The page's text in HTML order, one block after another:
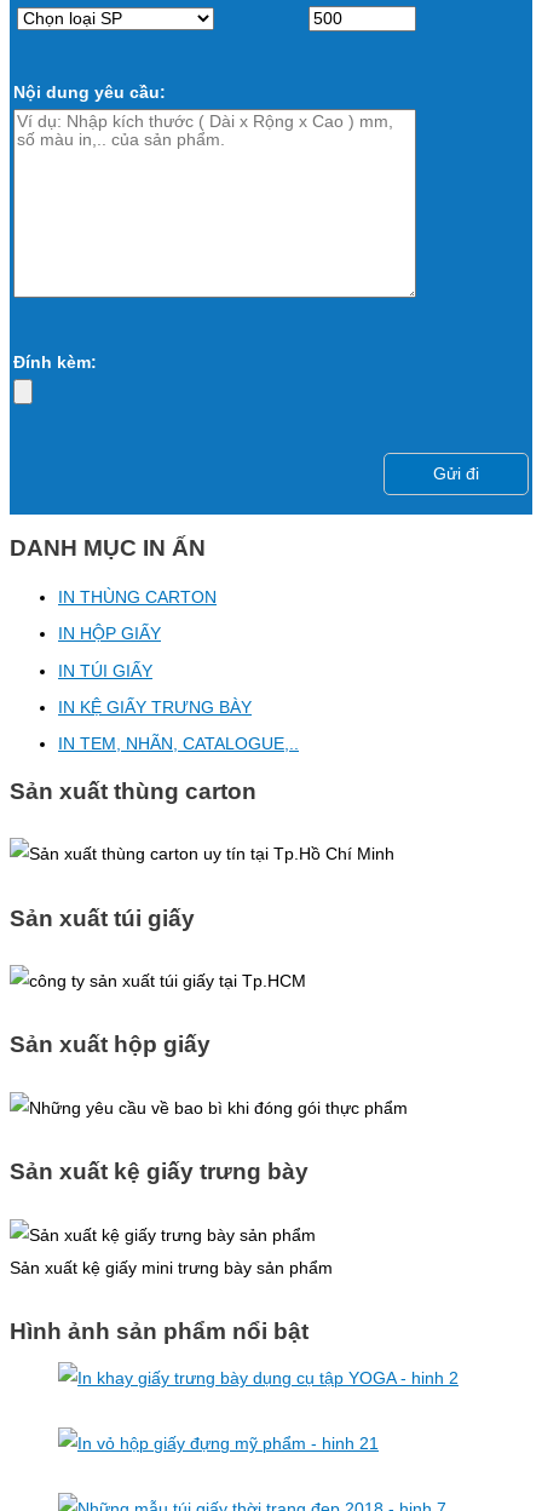
Nội dung yêu cầu:
Đính kèm:
DANH MỤC IN ẤN
IN THÙNG CARTON
IN HỘP GIẤY
IN TÚI GIẤY
IN KỆ GIẤY TRƯNG BÀY
IN TEM, NHÃN, CATALOGUE,..
Sản xuất thùng carton
Sản xuất túi giấy
Sản xuất hộp giấy
Sản xuất kệ giấy trưng bày
Sản xuất kệ giấy mini trưng bày sản phẩm
Hình ảnh sản phẩm nổi bật